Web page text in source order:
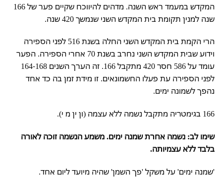
המקדש במעמד ראש השנה. מדהים להיווכח שקיים פער של 166
שנה למנין תקומת בית המקדש השני שנמשך 420 שנה.
הרי הקמת בית המקדש השני החלה בשנת 516 לפני הספירה
וידוע שבית המקדש השני נחרב בשנת 70 אחרי הספירה. הפער
עומד על 586 חסר 420 מתקבל 166. זה הערך השנים 164-168
לפני הספירה עת פעלו החשמונאים. זו מידת זמן בה כד אחד
נהפך לשמונה ימים.
166 בגימטריה מתקבל נשמה ללא עצמה (ון ין מ י).
שימו לב: נשמה אחרת שמנה ימים. משמע הנשמה זוכה לאורה
בלבד ללא עצמיותה.
'שמנה ימים' על משקל 'פך השמן' שהיה מיועד ליום אחד.